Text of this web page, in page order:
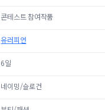
콘테스트 참여작품
유러피언
6일
네이밍/슬로건